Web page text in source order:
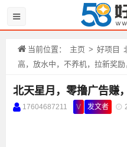
当前位置： 主页 > 好项目
高，放水中，不养机，拉新奖励
17604687211 V 发文者